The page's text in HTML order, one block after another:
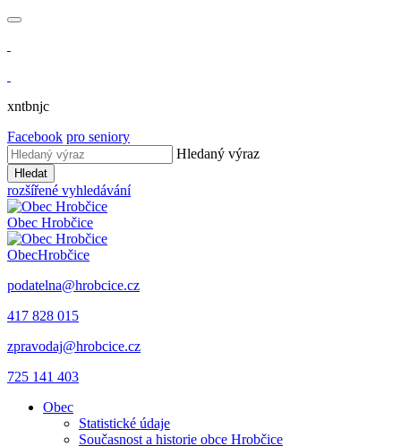
xntbnjc
Facebook pro seniory
Hledaný výraz
Hledat
rozšířené vyhledávání
Obec Hrobčice
ObecHrobčice
podatelna@hrobcice.cz
417 828 015
zpravodaj@hrobcice.cz
725 141 403
Obec
Statistické údaje
Současnost a historie obce Hrobčice